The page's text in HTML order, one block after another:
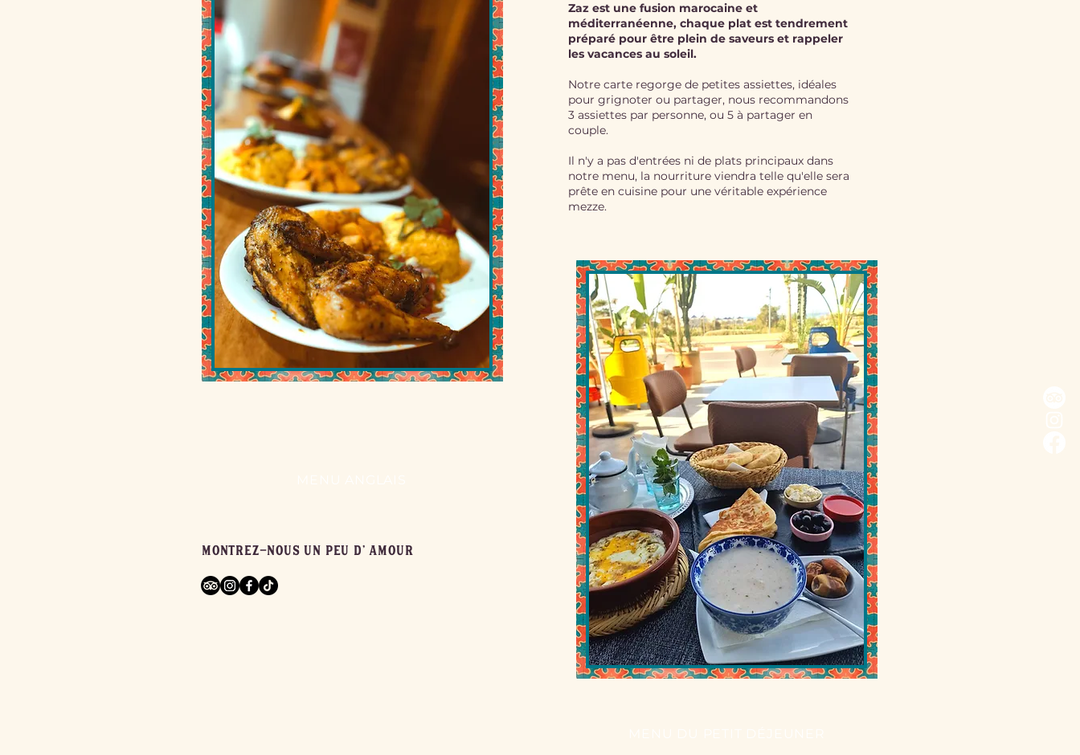
MONTREZ-NOUS UN PEU D'AMOUR
Zaz est une fusion marocaine et
méditerranéenne, chaque plat est tendrement
préparé pour être plein de saveurs et rappeler
les vacances au soleil.
Notre carte regorge de petites assiettes, idéales
pour grignoter ou partager, nous recommandons
3 assiettes par personne, ou 5 à partager en
couple.
Il n'y a pas d'entrées ni de plats principaux dans
notre menu, la nourriture viendra telle qu'elle sera
prête en cuisine pour une véritable expérience
mezze.